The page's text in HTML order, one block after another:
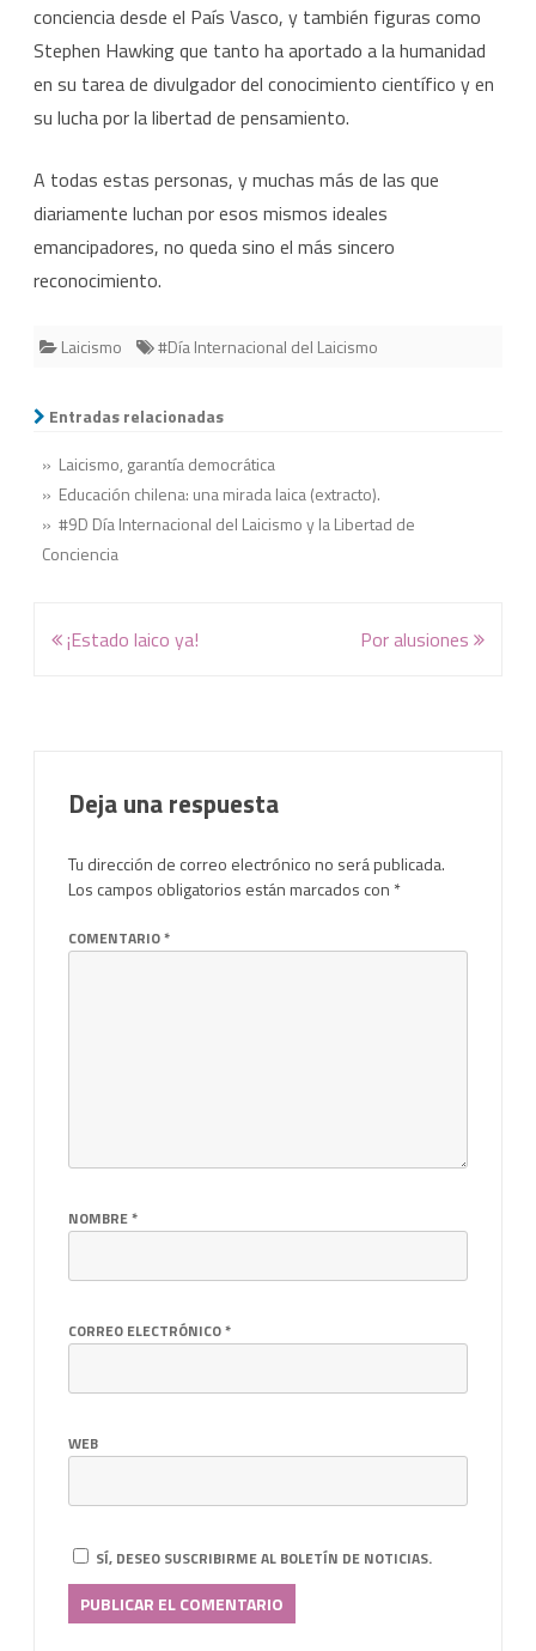
conciencia desde el País Vasco, y también figuras como
Stephen Hawking que tanto ha aportado a la humanidad
en su tarea de divulgador del conocimiento científico y en
su lucha por la libertad de pensamiento.
A todas estas personas, y muchas más de las que
diariamente luchan por esos mismos ideales
emancipadores, no queda sino el más sincero
reconocimiento.
Laicismo #Día Internacional del Laicismo
Entradas relacionadas
» Laicismo, garantía democrática
» Educación chilena: una mirada laica (extracto).
» #9D Día Internacional del Laicismo y la Libertad de
Conciencia
Navegación
¡Estado laico ya! Por alusiones
Deja una respuesta
Tu dirección de correo electrónico no será publicada.
Los campos obligatorios están marcados con *
COMENTARIO*
NOMBRE*
CORREO ELECTRÓNICO*
WEB
SÍ, DESEO SUSCRIBIRME AL BOLETÍN DE NOTICIAS.